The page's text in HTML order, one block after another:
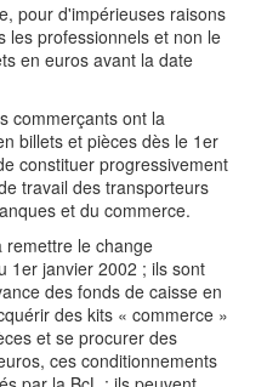
pour d'impérieuses raisons
les professionnels et non le
en euros avant la date
commerçants ont la
billets et pièces dès le 1er
constituer progressivement
travail des transporteurs
et du commerce.
remettre le change
1er janvier 2002 ; ils sont
des fonds de caisse en
des kits « commerce »
et se procurer des
ces conditionnements